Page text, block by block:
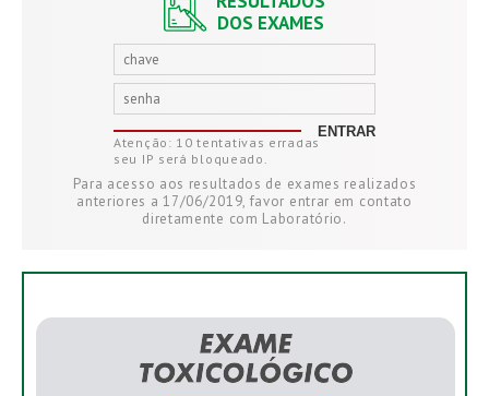
DOS EXAMES
Atenção: 10 tentativas erradas
seu IP será bloqueado.
Para acesso aos resultados de exames realizados
anteriores a 17/06/2019, favor entrar em contato
diretamente com Laboratório.